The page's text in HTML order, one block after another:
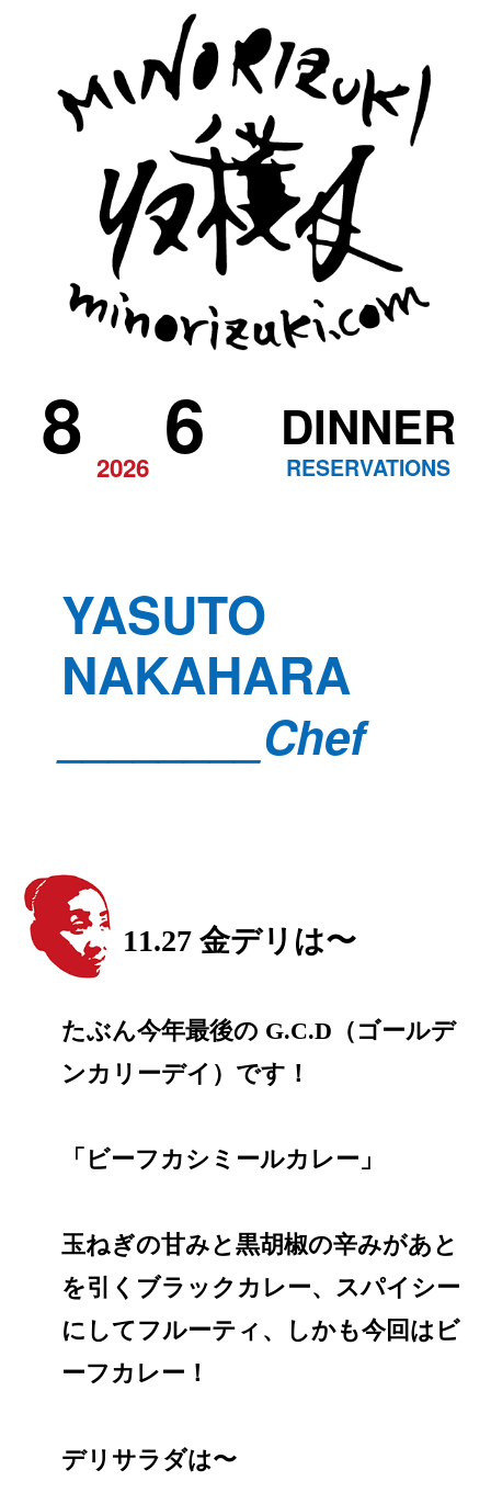
2026
8 6 RESERVATIONS
DINNER
YASUTO
NAKAHARA
________Chef
11.27 金デリは〜
たぶん今年最後の G.C.D（ゴールデ
ンカリーデイ）です！
「ビーフカシミールカレー」
玉ねぎの甘みと黒胡椒の辛みがあと
を引くブラックカレー、スパイシー
にしてフルーティ、しかも今回はビ
ーフカレー！
デリサラダは〜